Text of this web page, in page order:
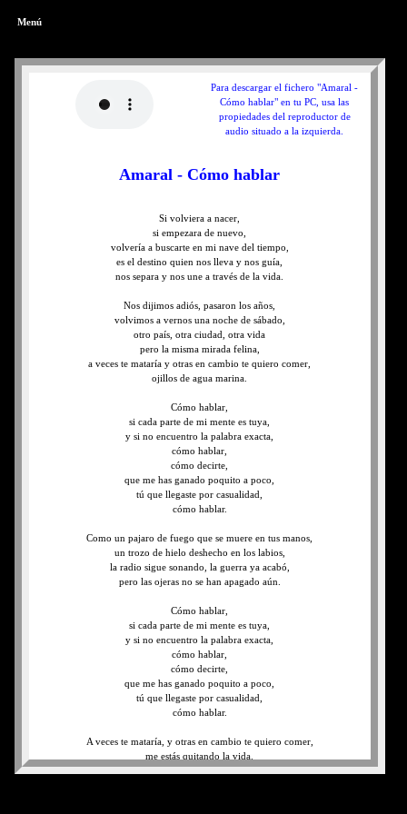
Menú
Para descargar el fichero "Amaral -
Cómo hablar" en tu PC, usa las
propiedades del reproductor de
audio situado a la izquierda.
Amaral - Cómo hablar
Si volviera a nacer,
si empezara de nuevo,
volvería a buscarte en mi nave del tiempo,
es el destino quien nos lleva y nos guía,
nos separa y nos une a través de la vida.
Nos dijimos adiós, pasaron los años,
volvimos a vernos una noche de sábado,
otro país, otra ciudad, otra vida
pero la misma mirada felina,
a veces te mataría y otras en cambio te quiero comer,
ojillos de agua marina.
Cómo hablar,
si cada parte de mi mente es tuya,
y si no encuentro la palabra exacta,
cómo hablar,
cómo decirte,
que me has ganado poquito a poco,
tú que llegaste por casualidad,
cómo hablar.
Como un pajaro de fuego que se muere en tus manos,
un trozo de hielo deshecho en los labios,
la radio sigue sonando, la guerra ya acabó,
pero las ojeras no se han apagado aún.
Cómo hablar,
si cada parte de mi mente es tuya,
y si no encuentro la palabra exacta,
cómo hablar,
cómo decirte,
que me has ganado poquito a poco,
tú que llegaste por casualidad,
cómo hablar.
A veces te mataría, y otras en cambio te quiero comer,
me estás quitando la vida.